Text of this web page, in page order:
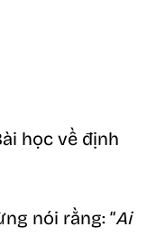
học về định
nói rằng: “Ai